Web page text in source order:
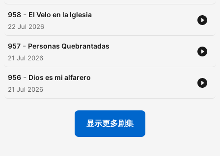
958 - El Velo en la Iglesia
22 Jul 2026
957 - Personas Quebrantadas
21 Jul 2026
956 - Dios es mi alfarero
21 Jul 2026
显示更多剧集